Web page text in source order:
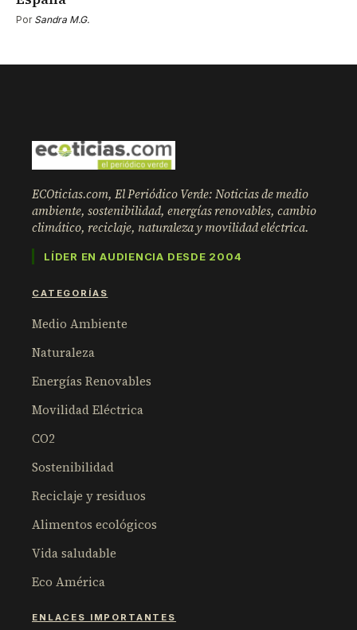
Por Sandra M.G.
ECOticias.com, El Periódico Verde: Noticias de medio
ambiente, sostenibilidad, energías renovables, cambio
climático, reciclaje, naturaleza y movilidad eléctrica.
LÍDER EN AUDIENCIA DESDE 2004
CATEGORÍAS
Medio Ambiente
Naturaleza
Energías Renovables
Movilidad Eléctrica
CO2
Sostenibilidad
Reciclaje y residuos
Alimentos ecológicos
Vida saludable
Eco América
ENLACES IMPORTANTES